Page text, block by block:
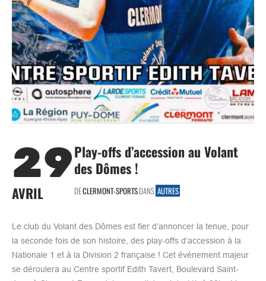
29
AVRIL
Play-offs d’accession au Volant
des Dômes !
DECLERMONT-SPORTSDANS AUTRES
Le club du Volant des Dômes est fier d’annoncer la tenue, pour
la seconde fois de son histoire, des play-offs d’accession à la
Nationale 1 et à la Division 2 française ! Cet événement majeur
se déroulera au Centre sportif Edith Tavert, Boulevard Saint-